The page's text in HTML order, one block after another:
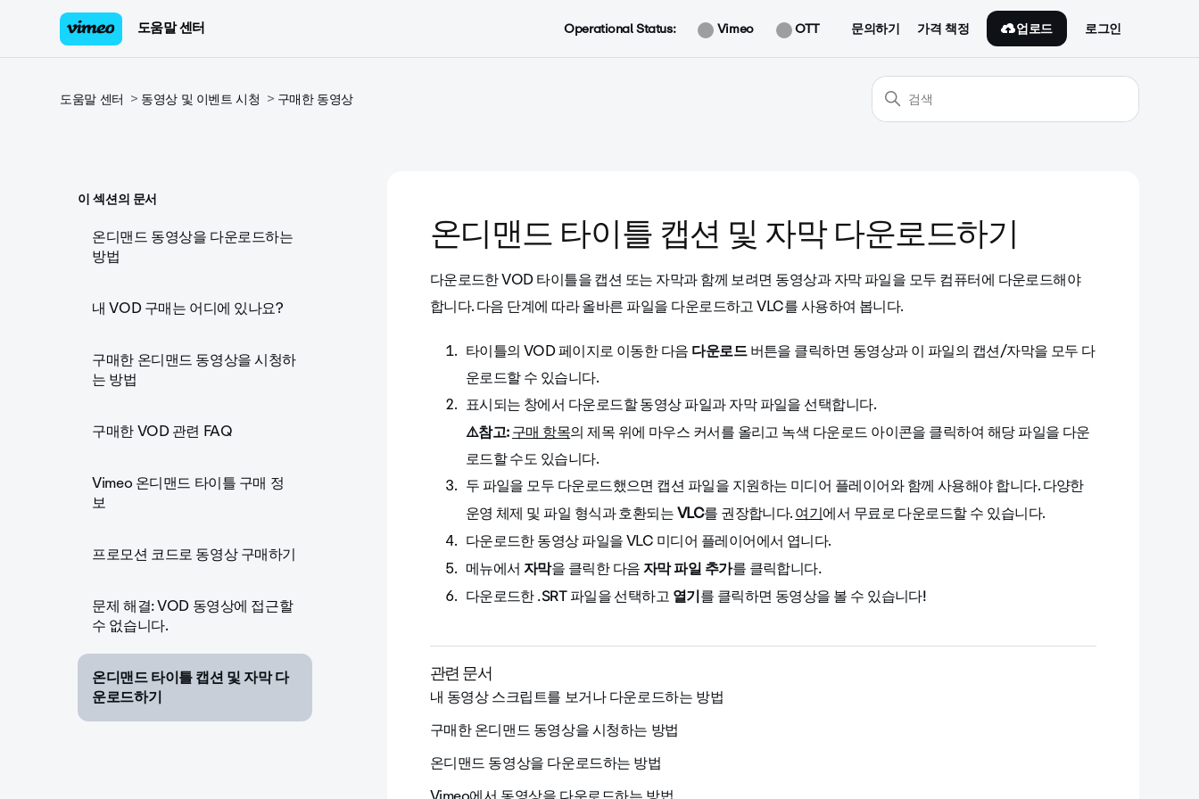
도움말 센터 Operational Status: Vimeo OTT 문의하기 가격 책정 업로드 로그인
도움말 센터 동영상 및 이벤트 시청 구매한 동영상
이 섹션의 문서
온디맨드 동영상을 다운로드하는
방법
내 VOD 구매는 어디에 있나요?
구매한 온디맨드 동영상을 시청하
는 방법
구매한 VOD 관련 FAQ
Vimeo 온디맨드 타이틀 구매 정
보
프로모션 코드로 동영상 구매하기
문제 해결: VOD 동영상에 접근할
수 없습니다.
온디맨드 타이틀 캡션 및 자막 다
운로드하기
온디맨드 타이틀 캡션 및 자막 다운로드하기
다운로드한 VOD 타이틀을 캡션 또는 자막과 함께 보려면 동영상과 자막 파일을 모두 컴퓨터에 다운로드해야
합니다. 다음 단계에 따라 올바른 파일을 다운로드하고 VLC를 사용하여 봅니다.
타이틀의 VOD 페이지로 이동한 다음다운로드버튼을 클릭하면 동영상과 이 파일의 캡션/자막을 모두 다
운로드할 수 있습니다.
표시되는 창에서 다운로드할 동영상 파일과 자막 파일을 선택합니다.
⚠️참고: 구매 항목의 제목 위에 마우스 커서를 올리고녹색 다운로드 아이콘을 클릭하여 해당 파일을 다운
로드할 수도 있습니다.
두 파일을 모두 다운로드했으면 캡션 파일을 지원하는 미디어 플레이어와 함께 사용해야 합니다. 다양한
운영 체제 및 파일 형식과 호환되는VLC를 권장합니다.여기에서 무료로 다운로드할 수 있습니다.
다운로드한 동영상 파일을 VLC 미디어 플레이어에서 엽니다.
메뉴에서 자막을 클릭한 다음 자막 파일 추가를 클릭합니다.
다운로드한 .SRT 파일을 선택하고 열기를 클릭하면 동영상을 볼 수 있습니다!
관련 문서
내 동영상 스크립트를 보거나 다운로드하는 방법
구매한 온디맨드 동영상을 시청하는 방법
온디맨드 동영상을 다운로드하는 방법